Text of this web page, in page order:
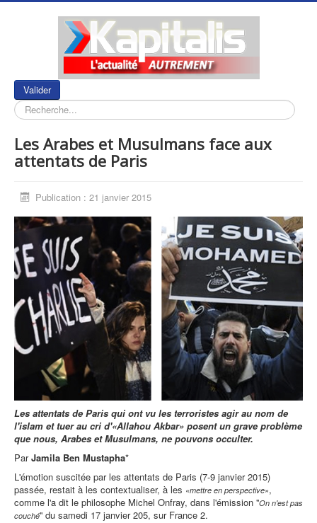
Valider
Les Arabes et Musulmans face aux
attentats de Paris
Publication : 21 janvier 2015
Les attentats de Paris qui ont vu les terroristes agir au nom de
l'islam et tuer au cri d'«Allahou Akbar» posent un grave problème
que nous, Arabes et Musulmans, ne pouvons occulter.
ParJamila Ben Mustapha*
L'émotion suscitée par les attentats de Paris (7-9 janvier 2015)
passée, restait à les contextualiser, à les «mettre en perspective»,
comme l'a dit le philosophe Michel Onfray, dans l'émission ''On n'est pas
couché'' du samedi 17 janvier 205, sur France 2.